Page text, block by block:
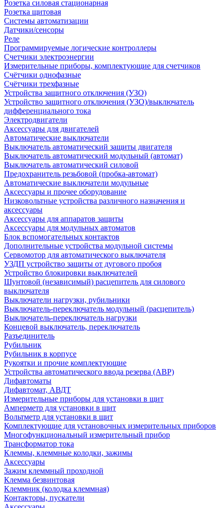
Розетка силовая стационарная
Розетка щитовая
Системы автоматизации
Датчики/сенсоры
Реле
Программируемые логические контроллеры
Счетчики электроэнергии
Измерительные приборы, комплектующие для счетчиков
Счётчики однофазные
Счётчики трехфазные
Устройства защитного отключения (УЗО)
Устройство защитного отключения (УЗО)/выключатель
дифференциального тока
Электродвигатели
Аксессуары для двигателей
Автоматические выключатели
Выключатель автоматический защиты двигателя
Выключатель автоматический модульный (автомат)
Выключатель автоматический силовой
Предохранитель резьбовой (пробка-автомат)
Автоматические выключатели модульные
Аксессуары и прочее оборудование
Низковольтные устройства различного назначения и
аксессуары
Аксессуары для аппаратов защиты
Аксессуары для модульных автоматов
Блок вспомогательных контактов
Дополнительные устройства модульной системы
Сервомотор для автоматического выключателя
УЗДП устройство защиты от дугового пробоя
Устройство блокировки выключателей
Шунтовой (независимый) расцепитель для силового
выключателя
Выключатели нагрузки, рубильники
Выключатель-переключатель модульный (расцепитель)
Выключатель-переключатель нагрузки
Концевой выключатель, переключатель
Разъединитель
Рубильник
Рубильник в корпусе
Рукоятки и прочие комплектующие
Устройства автоматического ввода резерва (АВР)
Дифавтоматы
Дифавтомат, АВДТ
Измерительные приборы для установки в щит
Амперметр для установки в щит
Вольтметр для установки в щит
Комплектующие для установочных измерительных приборов
Многофункциональный измерительный прибор
Трансформатор тока
Клеммы, клеммные колодки, зажимы
Аксессуары
Зажим клеммный проходной
Клемма безвинтовая
Клеммник (колодка клеммная)
Контакторы, пускатели